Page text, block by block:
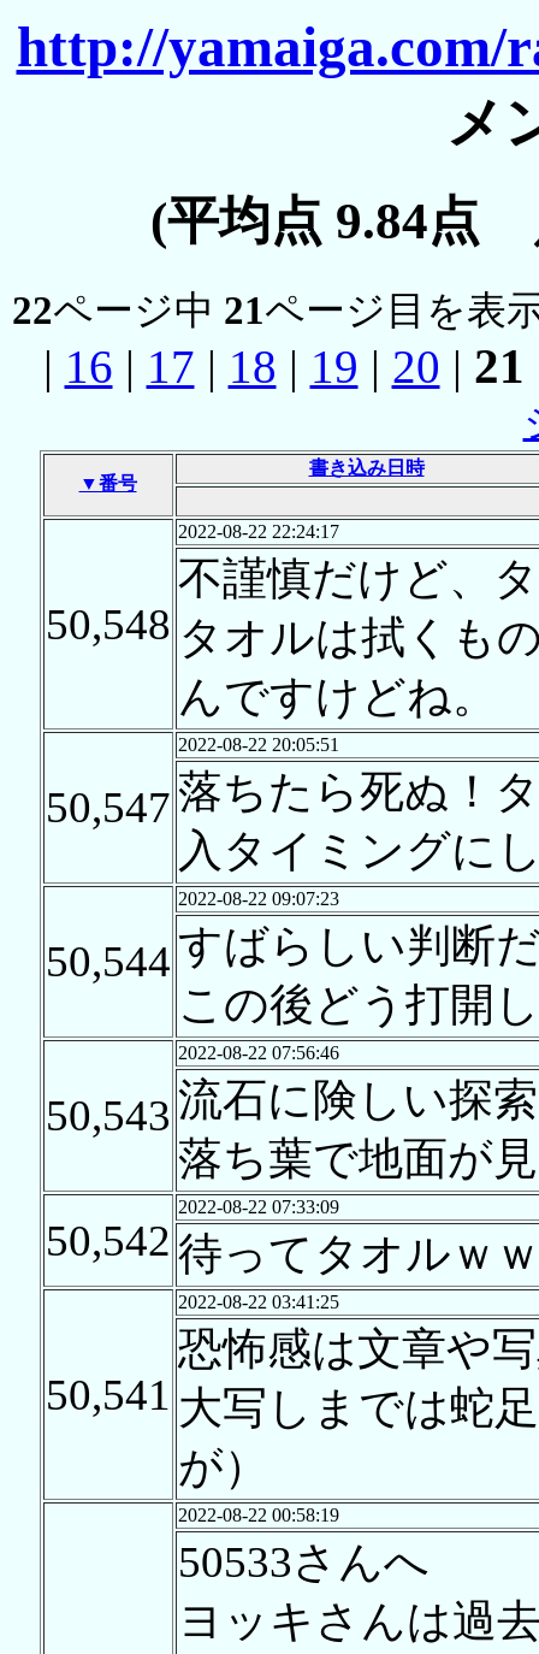
http://yamaiga.com/
メ
(平均点 9.84点
22ページ中 21ページ目を表
| 16 | 17 | 18 | 19 | 20 | 21
▼番号
書き込み日時
50,548
2022-08-22 22:24:17
不謹慎だけど、
タオルは拭くも
んですけどね。
50,547
2022-08-22 20:05:51
落ちたら死ぬ！
入タイミングに
50,544
2022-08-22 09:07:23
すばらしい判断
この後どう打開
50,543
2022-08-22 07:56:46
流石に険しい探
落ち葉で地面が
50,542
2022-08-22 07:33:09
待ってタオルｗ
50,541
2022-08-22 03:41:25
恐怖感は文章や
大写しまでは蛇
が）
2022-08-22 00:58:19
50533さんへ
ヨッキさんは過